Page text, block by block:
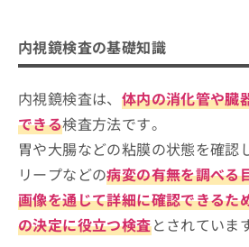
内視鏡検査を受ける目安
内視鏡検査を受けるクリニ
い？
内視鏡検査を受ける際にチ
つのポイント
内視鏡検査ってなにをするの
やすく紹介！
広島市で評判の内視鏡検査
のクリニック10選
広島DS 内視鏡・日帰り手術
河村内科消化器クリニック
内視鏡検査の基礎知識
内視鏡検査は、 体内の消化管や臓
できる検査方法です。
胃や大腸などの粘膜の状態を確認
リープなどの病変の有無を調べる
画像を通じて詳細に確認できるた
の決定に役立つ検査とされていま
い。
こ
ち
掲
載
情
報
の
修
正
無
料
報
拡
充
の
お
申
し
込